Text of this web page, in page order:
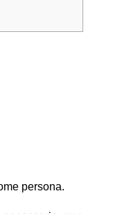
persona.